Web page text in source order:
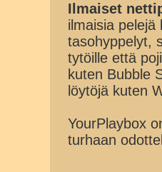
Ilmaiset
ilmaisia
tasohyppelyt,
tytöille että
kuten Bubble
löytöjä kuten
YourPlaybox
turhaan